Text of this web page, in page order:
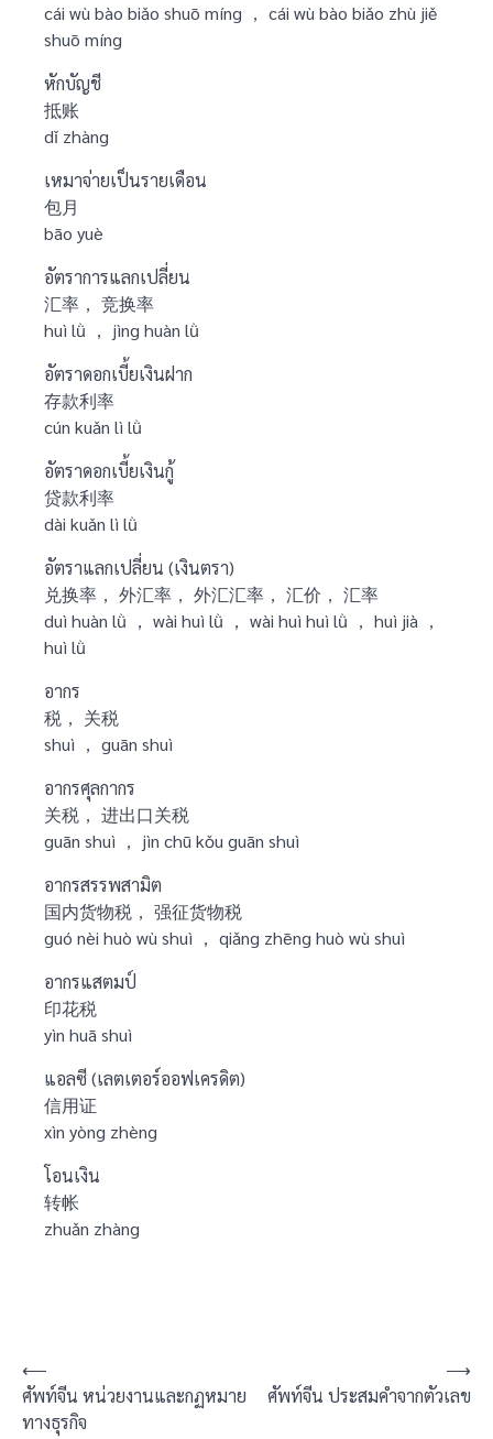
cái wù bào biǎo shuō míng ， cái wù bào biǎo zhù jiě
shuō míng
หักบัญชี
抵账
dǐ zhàng
เหมาจ่ายเป็นรายเดือน
包月
bāo yuè
อัตราการแลกเปลี่ยน
汇率， 竞换率
huì lǜ ， jìng huàn lǜ
อัตราดอกเบี้ยเงินฝาก
存款利率
cún kuǎn lì lǜ
อัตราดอกเบี้ยเงินกู้
贷款利率
dài kuǎn lì lǜ
อัตราแลกเปลี่ยน (เงินตรา)
兑换率， 外汇率， 外汇汇率， 汇价， 汇率
duì huàn lǜ ， wài huì lǜ ， wài huì huì lǜ ， huì jià ，
huì lǜ
อากร
税， 关税
shuì ， guān shuì
อากรศุลกากร
关税， 进出口关税
guān shuì ， jìn chū kǒu guān shuì
อากรสรรพสามิต
国内货物税， 强征货物税
guó nèi huò wù shuì ， qiǎng zhēng huò wù shuì
อากรแสตมป์
印花税
yìn huā shuì
แอลซี (เลตเตอร์ออฟเครดิต)
信用证
xìn yòng zhèng
โอนเงิน
转帐
zhuǎn zhàng
แนะแนว
เรื่อง
⟵
ศัพท์จีน หน่วยงานและกฏหมาย
ทางธุรกิจ
ศัพท์จีน ประสมคำจากตัวเลข
⟶